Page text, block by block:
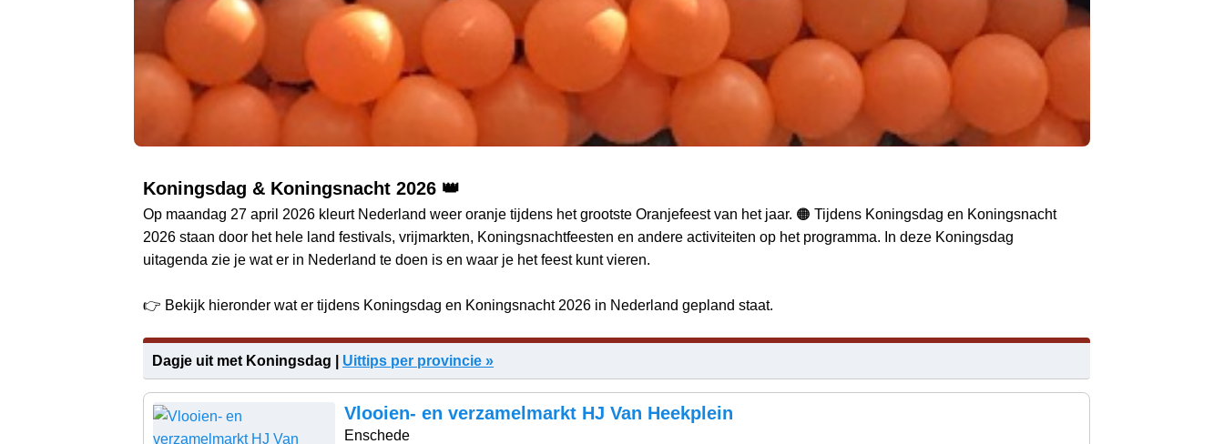
Koningsdag & Koningsnacht 2026 👑
Op maandag 27 april 2026 kleurt Nederland weer oranje tijdens het grootste Oranjefeest van het jaar. 🟠 Tijdens Koningsdag en Koningsnacht
2026 staan door het hele land festivals, vrijmarkten, Koningsnachtfeesten en andere activiteiten op het programma. In deze Koningsdag
uitagenda zie je wat er in Nederland te doen is en waar je het feest kunt vieren.
👉 Bekijk hieronder wat er tijdens Koningsdag en Koningsnacht 2026 in Nederland gepland staat.
Dagje uit met Koningsdag | Uittips per provincie »
Vlooien- en verzamelmarkt HJ Van Heekplein
Enschede